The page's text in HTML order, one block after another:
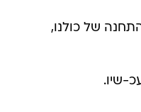
של כולנו,
שיו.